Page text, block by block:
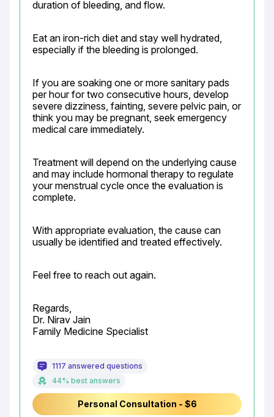
duration of bleeding, and flow.
Eat an iron-rich diet and stay well hydrated,
especially if the bleeding is prolonged.
If you are soaking one or more sanitary pads
per hour for two consecutive hours, develop
severe dizziness, fainting, severe pelvic pain, or
think you may be pregnant, seek emergency
medical care immediately.
Treatment will depend on the underlying cause
and may include hormonal therapy to regulate
your menstrual cycle once the evaluation is
complete.
With appropriate evaluation, the cause can
usually be identified and treated effectively.
Feel free to reach out again.
Regards,
Dr. Nirav Jain
Family Medicine Specialist
1117 answered questions
44% best answers
Personal Consultation - $6